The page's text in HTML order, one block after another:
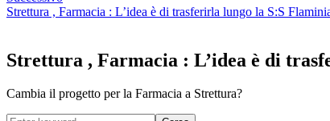
Strettura , Farmacia : L’idea è di trasferirla lungo la S:S
Strettura , Farmacia : L’idea è di
Cambia il progetto per la Farmacia a Strettura?